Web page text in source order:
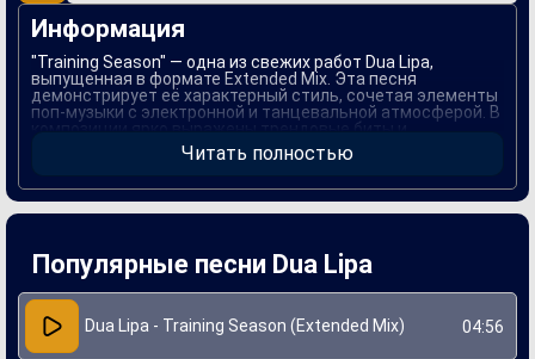
Информация
"Training Season" — одна из свежих работ Dua Lipa,
выпущенная в формате Extended Mix. Эта песня
демонстрирует её характерный стиль, сочетая элементы
поп-музыки с электронной и танцевальной атмосферой. В
композиции ярко выражены трендовые биты и
запоминающийся мелодичный мотив, что делает её
идеальной для клубного звучания.
Создание "Training Season" связано с продолжением
экспериментов Dua Lipa над новым звучанием и
развивать свое творчество. Эта песня подчеркивает её
умение соединять различные музыкальные стили и
создавать современные хиты, которые одновременно
привлекают широкую аудиторию и вызывают интерес у
критиков.
Читать полностью
Популярные песни Dua Lipa
Dua Lipa - Training Season (Extended Mix) 04:56